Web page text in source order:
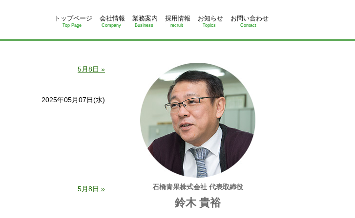
トップページ
Top Page
会社情報
Company
業務案内
Business
採用情報
recruit
お知らせ
Topics
お問い合わせ
Contact
5月8日 »
2025年05月07日(水)
5月8日 » 石橋青果株式会社 代表取締役
鈴木 貴裕